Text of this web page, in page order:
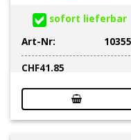
sofort lieferbar
Art-Nr:
CHF41.85